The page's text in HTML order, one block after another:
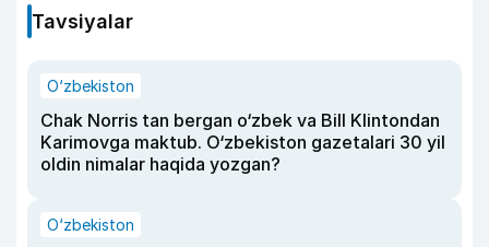
Tavsiyalar
O‘zbekiston
Chak Norris tan bergan o‘zbek va Bill Klintondan
Karimovga maktub. O‘zbekiston gazetalari 30 yil
oldin nimalar haqida yozgan?
O‘zbekiston